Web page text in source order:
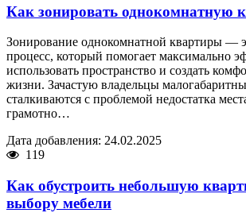
Как зонировать однокомнатную
Зонирование однокомнатной квартиры —
процесс, который помогает максимально
использовать пространство и создать
жизни. Зачастую владельцы
сталкиваются с проблемой недостатка
грамотно…
Дата добавления: 24.02.2025
119
Как обустроить небольшую
выбору мебели